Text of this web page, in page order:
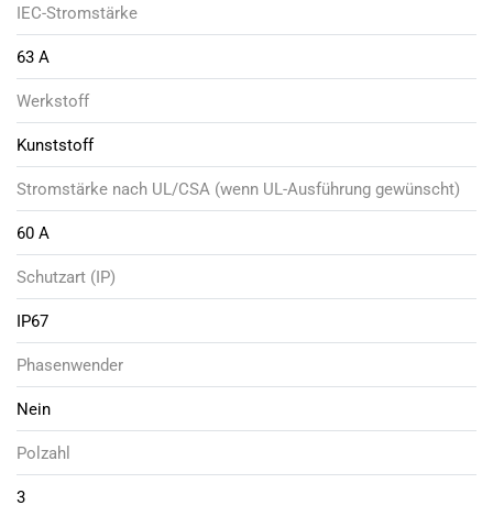
IEC-Stromstärke
63 A
Werkstoff
Kunststoff
Stromstärke nach UL/CSA (wenn UL-Ausführung gewünscht)
60 A
Schutzart (IP)
IP67
Phasenwender
Nein
Polzahl
3